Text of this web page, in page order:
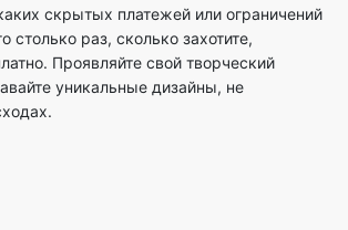
скрытых платежей или ограничений
столько раз, сколько захотите,
Проявляйте свой творческий
уникальные дизайны, не